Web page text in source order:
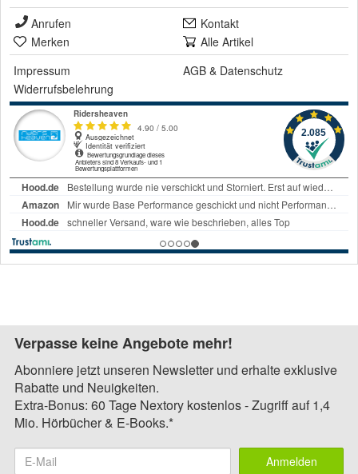
Anrufen
Kontakt
Merken
Alle Artikel
Impressum
AGB & Datenschutz
Widerrufsbelehrung
Verpasse keine Angebote mehr!
Abonniere jetzt unseren Newsletter und erhalte exklusive
Rabatte und Neuigkeiten.
Extra-Bonus: 60 Tage Nextory kostenlos - Zugriff auf 1,4
Mio. Hörbücher & E-Books.*
Anmelden